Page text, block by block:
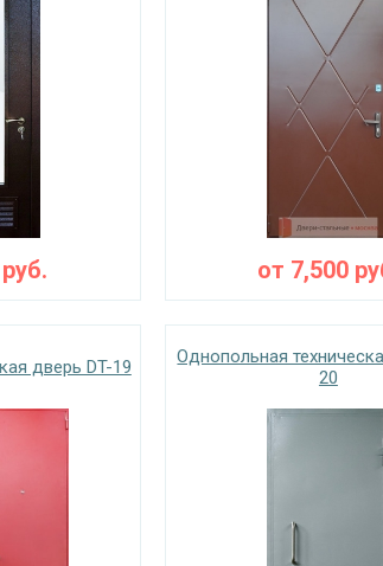
руб. от 7,500
дверь DT-19
Однопольная
20